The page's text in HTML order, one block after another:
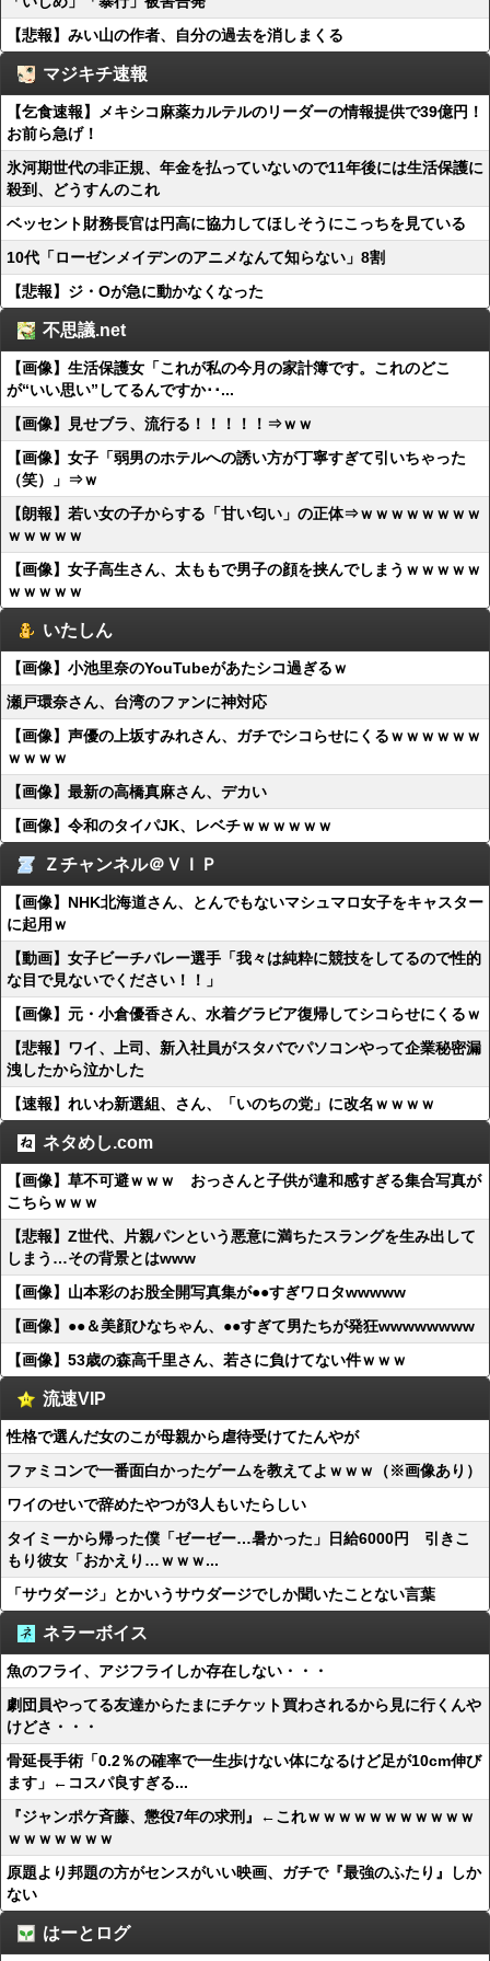
【悲報】みい山の作者、自分の過去を消しまくる
マジキチ速報
【乞食速報】メキシコ麻薬カルテルのリーダーの情報提供で39億円！
お前ら急げ！
氷河期世代の非正規、年金を払っていないので11年後には生活保護に
殺到、どうすんのこれ
ベッセント財務長官は円高に協力してほしそうにこっちを見ている
10代「ローゼンメイデンのアニメなんて知らない」8割
【悲報】ジ・Oが急に動かなくなった
不思議.net
【画像】生活保護女「これが私の今月の家計簿です。これのどこ
が“いい思い”してるんですか･･...
【画像】見せブラ、流行る！！！！！⇒ｗｗ
【画像】女子「弱男のホテルへの誘い方が丁寧すぎて引いちゃった
（笑）」⇒ｗ
【朗報】若い女の子からする「甘い匂い」の正体⇒ｗｗｗｗｗｗｗｗ
ｗｗｗｗｗ
【画像】女子高生さん、太ももで男子の顔を挟んでしまうｗｗｗｗｗ
ｗｗｗｗｗ
いたしん
【画像】小池里奈のYouTubeがあたシコ過ぎるｗ
瀬戸環奈さん、台湾のファンに神対応
【画像】声優の上坂すみれさん、ガチでシコらせにくるｗｗｗｗｗｗ
ｗｗｗｗ
【画像】最新の高橋真麻さん、デカい
【画像】令和のタイパJK、レベチｗｗｗｗｗｗ
Ｚチャンネル＠ＶＩＰ
【画像】NHK北海道さん、とんでもないマシュマロ女子をキャスター
に起用ｗ
【動画】女子ビーチバレー選手「我々は純粋に競技をしてるので性的
な目で見ないでください！！」
【画像】元・小倉優香さん、水着グラビア復帰してシコらせにくるｗ
【悲報】ワイ、上司、新入社員がスタバでパソコンやって企業秘密漏
洩したから泣かした
【速報】れいわ新選組、さん、「いのちの党」に改名ｗｗｗｗ
ネタめし.com
【画像】草不可避ｗｗｗ おっさんと子供が違和感すぎる集合写真が
こちらｗｗｗ
【悲報】Z世代、片親パンという悪意に満ちたスラングを生み出して
しまう…その背景とはwww
【画像】山本彩のお股全開写真集が●●すぎワロタwwwww
【画像】●●＆美顔ひなちゃん、●●すぎて男たちが発狂wwwwwwww
【画像】53歳の森高千里さん、若さに負けてない件ｗｗｗ
流速VIP
性格で選んだ女のこが母親から虐待受けてたんやが
ファミコンで一番面白かったゲームを教えてよｗｗｗ（※画像あり）
ワイのせいで辞めたやつが3人もいたらしい
タイミーから帰った僕「ゼーゼー…暑かった」日給6000円 引きこ
もり彼女「おかえり…ｗｗｗ...
「サウダージ」とかいうサウダージでしか聞いたことない言葉
ネラーボイス
魚のフライ、アジフライしか存在しない・・・
劇団員やってる友達からたまにチケット買わされるから見に行くんや
けどさ・・・
骨延長手術「0.2％の確率で一生歩けない体になるけど足が10cm伸び
ます」←コスパ良すぎる...
『ジャンポケ斉藤、懲役7年の求刑』←これｗｗｗｗｗｗｗｗｗｗｗ
ｗｗｗｗｗｗｗ
原題より邦題の方がセンスがいい映画、ガチで『最強のふたり』しか
ない
はーとログ